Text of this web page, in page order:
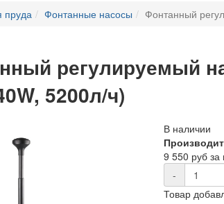
пруда Фонтанные насосы Фонтанный
регулируемый
5200л/ч)
В наличии
9 550 руб за
-
Товар